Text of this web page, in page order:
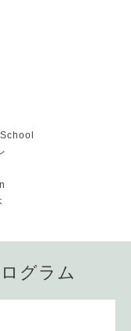
グラム